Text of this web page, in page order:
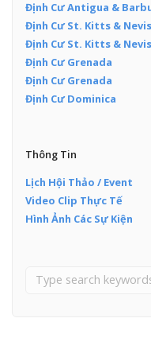
Định Cư Antigua &
Định Cư St. Kitts & Nevis
Định Cư St. Kitts & Nevis
Định Cư Grenada
Định Cư Grenada
Định Cư Dominica
Thông Tin
Lịch Hội Thảo / Event
Video Clip Thực Tế
Hình Ảnh Các Sự Kiện